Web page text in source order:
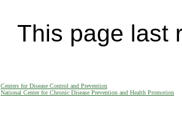
This page last
Centers for Disease Control and Prevention
National Center for Chronic Disease Prevention and Health Promotion